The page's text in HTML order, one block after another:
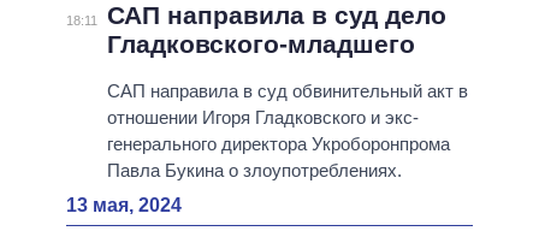
18:11
САП направила в суд дело
Гладковского-младшего
САП направила в суд обвинительный акт в
отношении Игоря Гладковского и экс-
генерального директора Укроборонпрома
Павла Букина о злоупотреблениях.
13 мая, 2024